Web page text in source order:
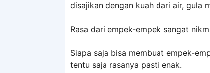
disajikan dengan kuah dari air, gula
Rasa dari empek-empek sangat
Siapa saja bisa membuat empek-
tentu saja rasanya pasti enak.